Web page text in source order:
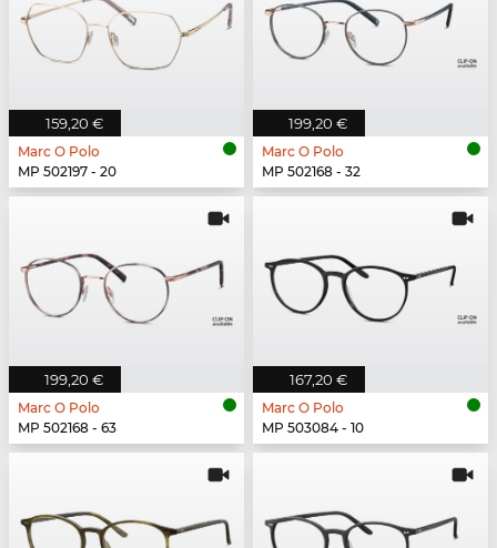
159,20 €
Marc O Polo
MP 502197 - 20
199,20 €
Marc O Polo
MP 502168 - 32
199,20 €
Marc O Polo
MP 502168 - 63
167,20 €
Marc O Polo
MP 503084 - 10